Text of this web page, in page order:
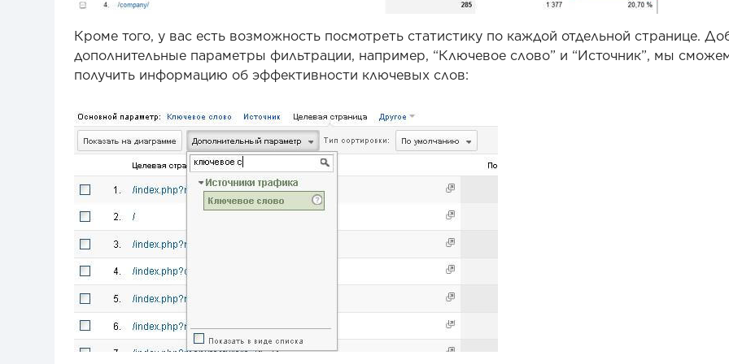
Кроме того, у вас есть возможность посмотреть статистику по каждой отдельной странице.
дополнительные параметры фильтрации, например, “Ключевое слово” и “Источник”, мы
получить информацию об эффективности ключевых слов: